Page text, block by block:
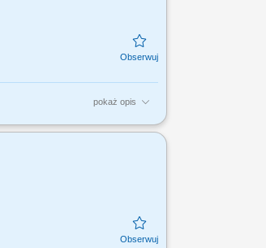
pokaż opis
Klientów T- Mobile